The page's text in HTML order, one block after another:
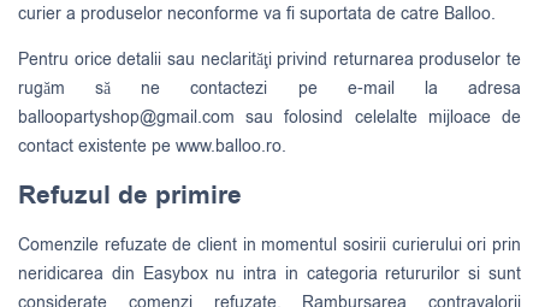
curier a produselor neconforme va fi suportata de catre Balloo.
Pentru orice detalii sau neclarităţi privind returnarea produselor te
rugăm să ne contactezi pe e-mail la adresa
balloopartyshop@gmail.com sau folosind celelalte mijloace de
contact existente pe www.balloo.ro.
Refuzul de primire
Comenzile refuzate de client in momentul sosirii curierului ori prin
neridicarea din Easybox nu intra in categoria retururilor si sunt